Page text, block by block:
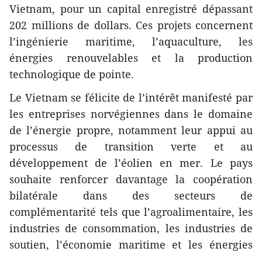
Vietnam, pour un capital enregistré dépassant
202 millions de dollars. Ces projets concernent
l’ingénierie maritime, l’aquaculture, les
énergies renouvelables et la production
technologique de pointe.
Le Vietnam se félicite de l’intérêt manifesté par
les entreprises norvégiennes dans le domaine
de l’énergie propre, notamment leur appui au
processus de transition verte et au
développement de l’éolien en mer. Le pays
souhaite renforcer davantage la coopération
bilatérale dans des secteurs de
complémentarité tels que l’agroalimentaire, les
industries de consommation, les industries de
soutien, l’économie maritime et les énergies